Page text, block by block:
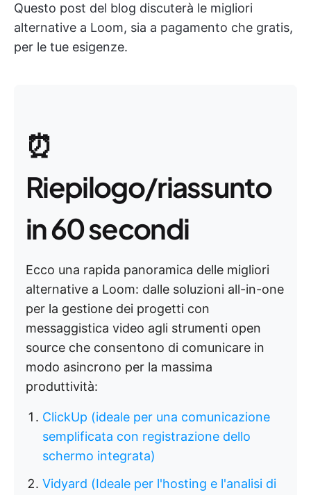
Questo post del blog discuterà le migliori
alternative a Loom, sia a pagamento che gratis,
per le tue esigenze.
⏰
Riepilogo/riassunto
in 60 secondi
Ecco una rapida panoramica delle migliori
alternative a Loom: dalle soluzioni all-in-one
per la gestione dei progetti con
messaggistica video agli strumenti open
source che consentono di comunicare in
modo asincrono per la massima
produttività:
ClickUp (ideale per una comunicazione
semplificata con registrazione dello
schermo integrata)
Vidyard (Ideale per l'hosting e l'analisi di